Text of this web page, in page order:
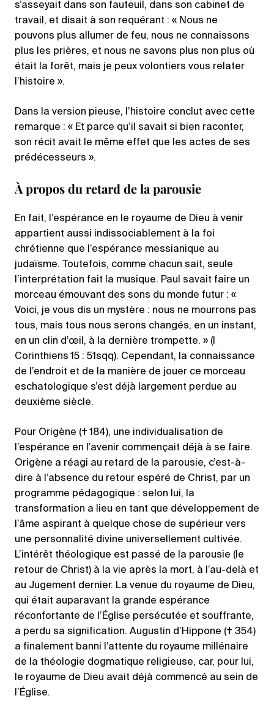
s’asseyait dans son fauteuil, dans son cabinet de
travail, et disait à son requérant : « Nous ne
pouvons plus allumer de feu, nous ne connaissons
plus les prières, et nous ne savons plus non plus où
était la forêt, mais je peux volontiers vous relater
l’histoire ».
Dans la version pieuse, l’histoire conclut avec cette
remarque : « Et parce qu’il savait si bien raconter,
son récit avait le même effet que les actes de ses
prédécesseurs ».
À propos du retard de la parousie
En fait, l’espérance en le royaume de Dieu à venir
appartient aussi indissociablement à la foi
chrétienne que l’espérance messianique au
judaïsme. Toutefois, comme chacun sait, seule
l’interprétation fait la musique. Paul savait faire un
morceau émouvant des sons du monde futur : «
Voici, je vous dis un mystère : nous ne mourrons pas
tous, mais tous nous serons changés, en un instant,
en un clin d’œil, à la dernière trompette. » (I
Corinthiens 15 : 51sqq). Cependant, la connaissance
de l’endroit et de la manière de jouer ce morceau
eschatologique s’est déjà largement perdue au
deuxième siècle.
Pour Origène († 184), une individualisation de
l’espérance en l’avenir commençait déjà à se faire.
Origène a réagi au retard de la parousie, c’est-à-
dire à l’absence du retour espéré de Christ, par un
programme pédagogique : selon lui, la
transformation a lieu en tant que développement de
l’âme aspirant à quelque chose de supérieur vers
une personnalité divine universellement cultivée.
L’intérêt théologique est passé de la parousie (le
retour de Christ) à la vie après la mort, à l’au-delà et
au Jugement dernier. La venue du royaume de Dieu,
qui était auparavant la grande espérance
réconfortante de l’Église persécutée et souffrante,
a perdu sa signification. Augustin d’Hippone († 354)
a finalement banni l’attente du royaume millénaire
de la théologie dogmatique religieuse, car, pour lui,
le royaume de Dieu avait déjà commencé au sein de
l’Église.